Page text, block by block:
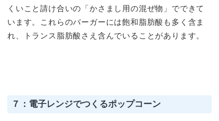
くいこと請け合いの「かさまし用の混ぜ物」でできて
います。これらのバーガーには飽和脂肪酸も多く含ま
れ、トランス脂肪酸さえ含んでいることがあります。
７：電子レンジでつくるポップコーン